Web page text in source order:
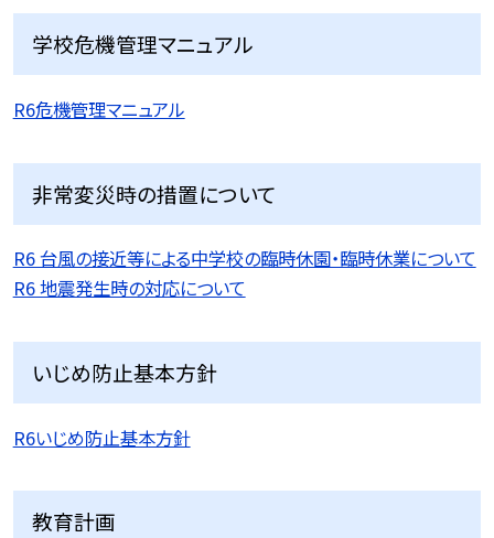
学校危機管理マニュアル
R6危機管理マニュアル
非常変災時の措置について
R6 台風の接近等による中学校の臨時休園・臨時休業について
R6 地震発生時の対応について
いじめ防止基本方針
R6いじめ防止基本方針
教育計画